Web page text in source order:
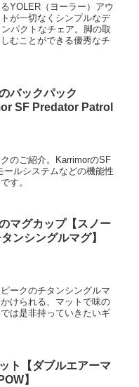
YOLER（ヨーラー）アウ
が一切なくシンプルなデ
パクトなチェア。脚の取
むことができる優秀なチ
バックパック
SF Predator Patrol
のご紹介。KarrimorのSF
ールシステムなどの機能性
す。
マグカップ【スノー
ンシングルマグ】
ークのチタンシングルマ
けられる、マットで味の
は是非持っていきたいギ
ト【ダブルエアーマ
】